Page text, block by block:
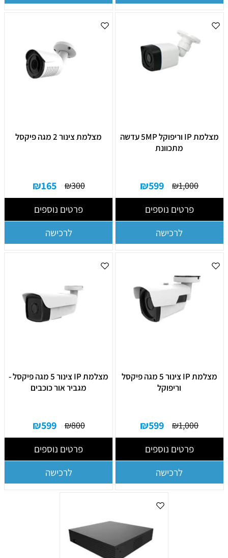
מצלמת IP וריפוקל 5MP עדשה
מתכוונת
₪1,000
₪599
פרטים נוספים
לרכישה
מצלמת צינור 2 מגה פיקסל
₪300
₪165
פרטים נוספים
לרכישה
מצלמת IP צינור 5 מגה פיקסל
וריפוקל
₪1,000
₪599
פרטים נוספים
לרכישה
מצלמת IP צינור 5 מגה פיקסל -
מגביר אור כוכבים
₪800
₪599
פרטים נוספים
לרכישה